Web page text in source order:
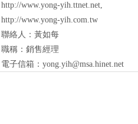
http://www.yong-yih.ttnet.net,
http://www.yong-yih.com.tw
聯絡人：黃如每
職稱：銷售經理
電子信箱： yong.yih@msa.hinet.net